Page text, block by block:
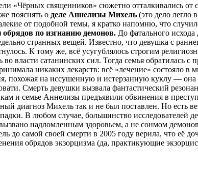
«Чёрных священников» сюжетно отталкивались
пояснять о деле Аннелизы Михель (это дело легло
от подобной темы, я кратко напомню, что
обрядов по изгнанию демонов. До фатального
странных вещей. Известно, что девушка с
К тому же, всё усугублялось строгим
во власти сатанинских сил. Тогда семья
никаких лекарств: всё «лечение» состояло
похожая на иссушенную и истерзанную куклу — она
Смерть девушки вызвала фантастический
и семье Аннелизы предъявили обвинения в
диагноз Михель так и не был поставлен. Но есть
В любом случае, большинство
надломленным здоровьем, а не сонмом
до самой своей смерти в 2005 году верила, что её
обрядов экзорцизма (да, практикующие